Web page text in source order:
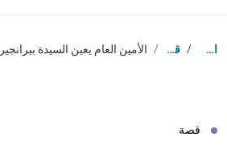
مسار التنقل
استقبال / قصص /
قصة